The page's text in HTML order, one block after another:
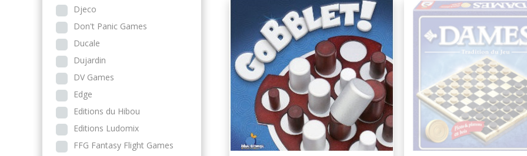
Djeco
Don't Panic Games
Ducale
Dujardin
DV Games
Edge
Editions du Hibou
Editions Ludomix
FFG Fantasy Flight Games